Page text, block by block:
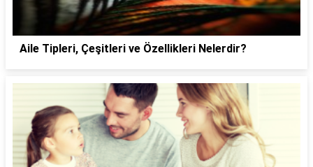
Aile Tipleri, Çeşitleri ve Özellikleri Nelerdir?